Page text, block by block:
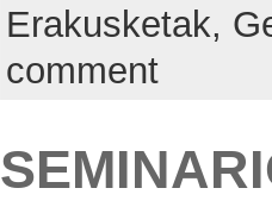
Erakusketak,
comment